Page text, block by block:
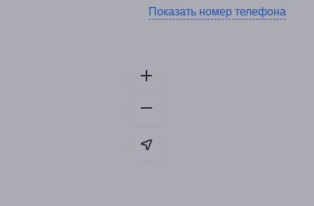
Показать номер телефона